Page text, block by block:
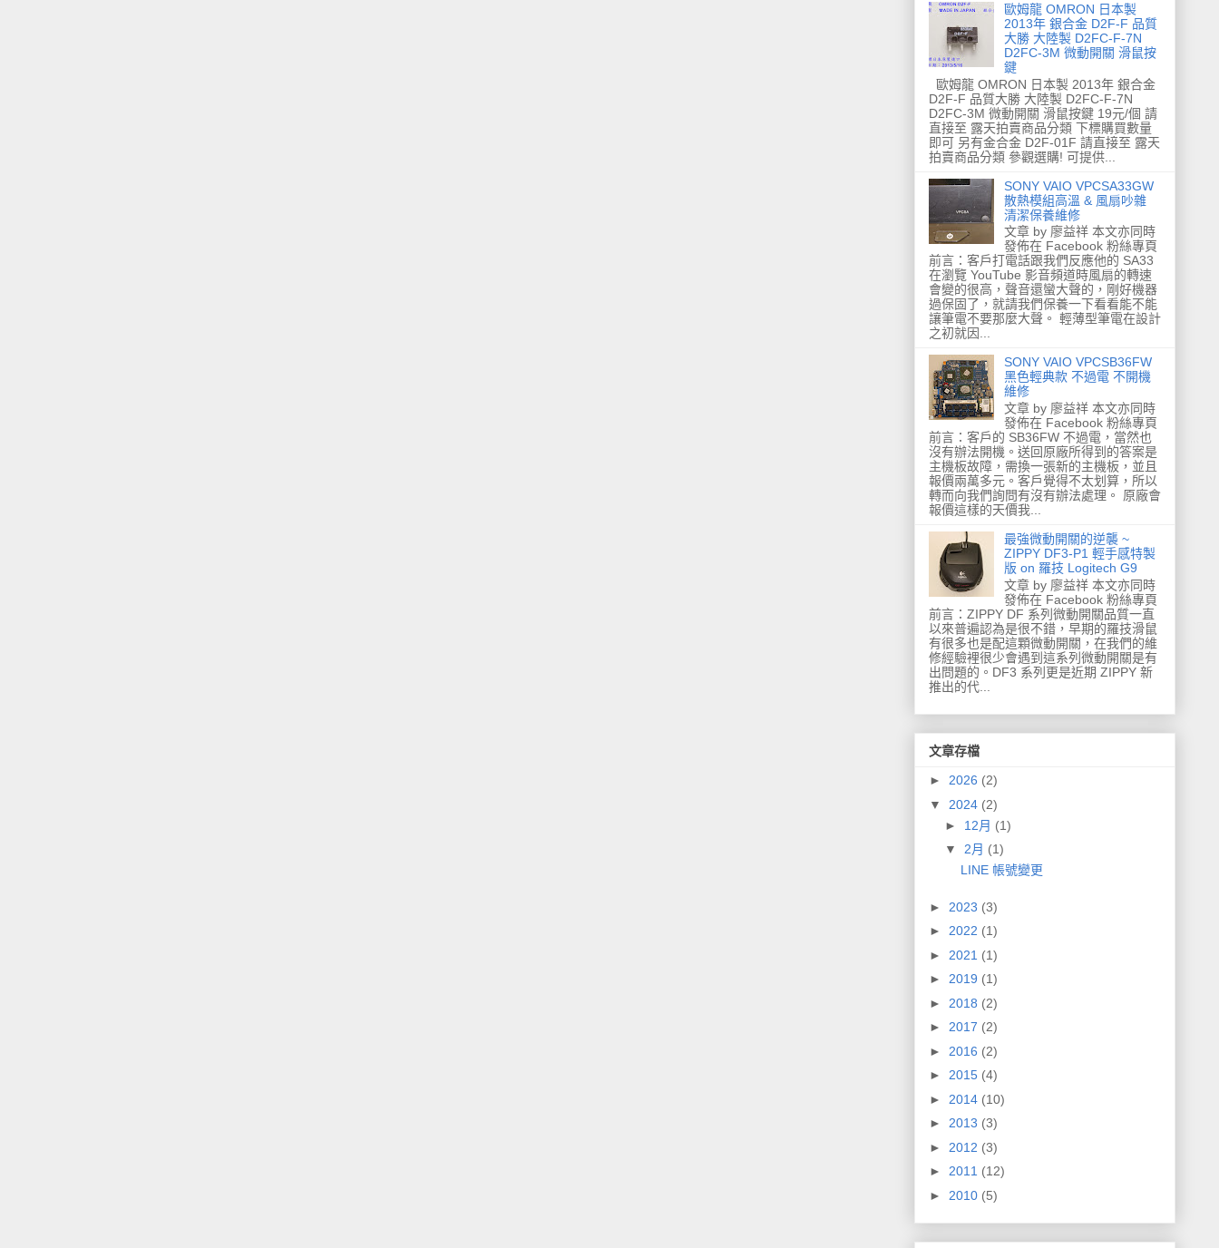
歐姆龍 OMRON 日本製
2013年 銀合金 D2F-F 品質
大勝 大陸製 D2FC-F-7N
D2FC-3M 微動開關 滑鼠按
鍵
歐姆龍 OMRON 日本製 2013年 銀合金
D2F-F 品質大勝 大陸製 D2FC-F-7N
D2FC-3M 微動開關 滑鼠按鍵 19元/個 請
直接至 露天拍賣商品分類 下標購買數量
即可 另有金合金 D2F-01F 請直接至 露天
拍賣商品分類 參觀選購! 可提供...
SONY VAIO VPCSA33GW
散熱模組高溫 & 風扇吵雜
清潔保養維修
文章 by 廖益祥 本文亦同時
發佈在 Facebook 粉絲專頁
前言：客戶打電話跟我們反應他的 SA33
在瀏覽 YouTube 影音頻道時風扇的轉速
會變的很高，聲音還蠻大聲的，剛好機器
過保固了，就請我們保養一下看看能不能
讓筆電不要那麼大聲。 輕薄型筆電在設計
之初就因...
SONY VAIO VPCSB36FW
黑色輕典款 不過電 不開機
維修
文章 by 廖益祥 本文亦同時
發佈在 Facebook 粉絲專頁
前言：客戶的 SB36FW 不過電，當然也
沒有辦法開機。送回原廠所得到的答案是
主機板故障，需換一張新的主機板，並且
報價兩萬多元。客戶覺得不太划算，所以
轉而向我們詢問有沒有辦法處理。 原廠會
報價這樣的天價我...
最強微動開關的逆襲 ~
ZIPPY DF3-P1 輕手感特製
版 on 羅技 Logitech G9
文章 by 廖益祥 本文亦同時
發佈在 Facebook 粉絲專頁
前言：ZIPPY DF 系列微動開關品質一直
以來普遍認為是很不錯，早期的羅技滑鼠
有很多也是配這顆微動開關，在我們的維
修經驗裡很少會遇到這系列微動開關是有
出問題的。DF3 系列更是近期 ZIPPY 新
推出的代...
文章存檔
► 2026 (2)
▼ 2024 (2)
► 12月 (1)
▼ 2月 (1)
LINE 帳號變更
► 2023 (3)
► 2022 (1)
► 2021 (1)
► 2019 (1)
► 2018 (2)
► 2017 (2)
► 2016 (2)
► 2015 (4)
► 2014 (10)
► 2013 (3)
► 2012 (3)
► 2011 (12)
► 2010 (5)